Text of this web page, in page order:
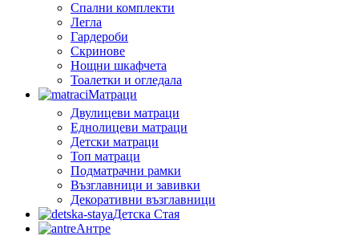
Спални комплекти
Легла
Гардероби
Скринове
Нощни шкафчета
Тоалетки и огледала
Матраци
Двулицеви матраци
Еднолицеви матраци
Детски матраци
Топ матраци
Подматрачни рамки
Възглавници и завивки
Декоративни възглавници
Детска Стая
Антре